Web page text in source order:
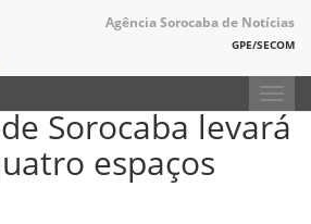
Agência Sorocaba de Notícias
GPE/SECOM
Sorocaba levará
espaços